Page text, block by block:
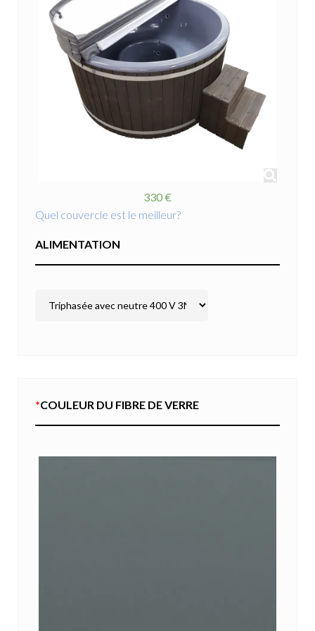
330 €
Quel couvercle est le meilleur?
ALIMENTATION
*COULEUR DU FIBRE DE VERRE